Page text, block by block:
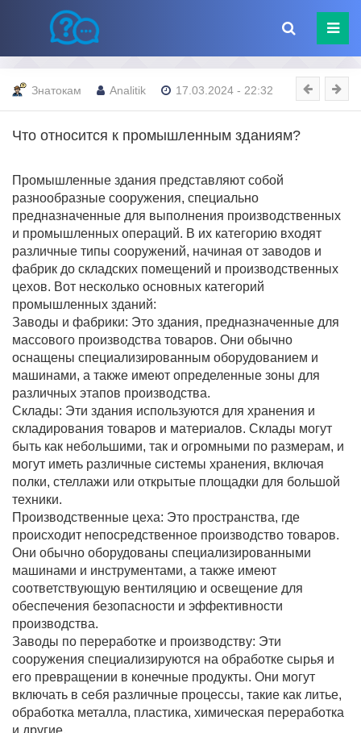
Знатокам Analitik 17.03.2024 - 22:32
Что относится к промышленным зданиям?
Промышленные здания представляют собой
разнообразные сооружения, специально
предназначенные для выполнения производственных
и промышленных операций. В их категорию входят
различные типы сооружений, начиная от заводов и
фабрик до складских помещений и производственных
цехов. Вот несколько основных категорий
промышленных зданий:
Заводы и фабрики: Это здания, предназначенные для
массового производства товаров. Они обычно
оснащены специализированным оборудованием и
машинами, а также имеют определенные зоны для
различных этапов производства.
Склады: Эти здания используются для хранения и
складирования товаров и материалов. Склады могут
быть как небольшими, так и огромными по размерам, и
могут иметь различные системы хранения, включая
полки, стеллажи или открытые площадки для большой
техники.
Производственные цеха: Это пространства, где
происходит непосредственное производство товаров.
Они обычно оборудованы специализированными
машинами и инструментами, а также имеют
соответствующую вентиляцию и освещение для
обеспечения безопасности и эффективности
производства.
Заводы по переработке и производству: Эти
сооружения специализируются на обработке сырья и
его превращении в конечные продукты. Они могут
включать в себя различные процессы, такие как литье,
обработка металла, пластика, химическая переработка
и другие.